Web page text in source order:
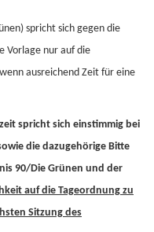
spricht sich gegen die
Vorlage nur auf die
ausreichend Zeit für eine
spricht sich einstimmig bei
die dazugehörige Bitte
90/Die Grünen und der
auf die Tageordnung zu
Sitzung des